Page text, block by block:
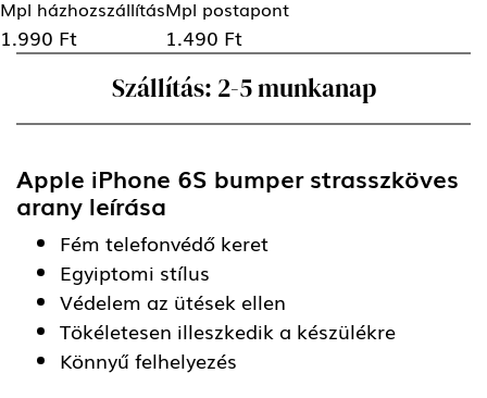
Mpl házhozszállítás
1.990 Ft
Mpl postapont
1.490 Ft
Szállítás: 2-5 munkanap
Apple iPhone 6S bumper strasszköves
arany leírása
Fém telefonvédő keret
Egyiptomi stílus
Védelem az ütések ellen
Tökéletesen illeszkedik a készülékre
Könnyű felhelyezés